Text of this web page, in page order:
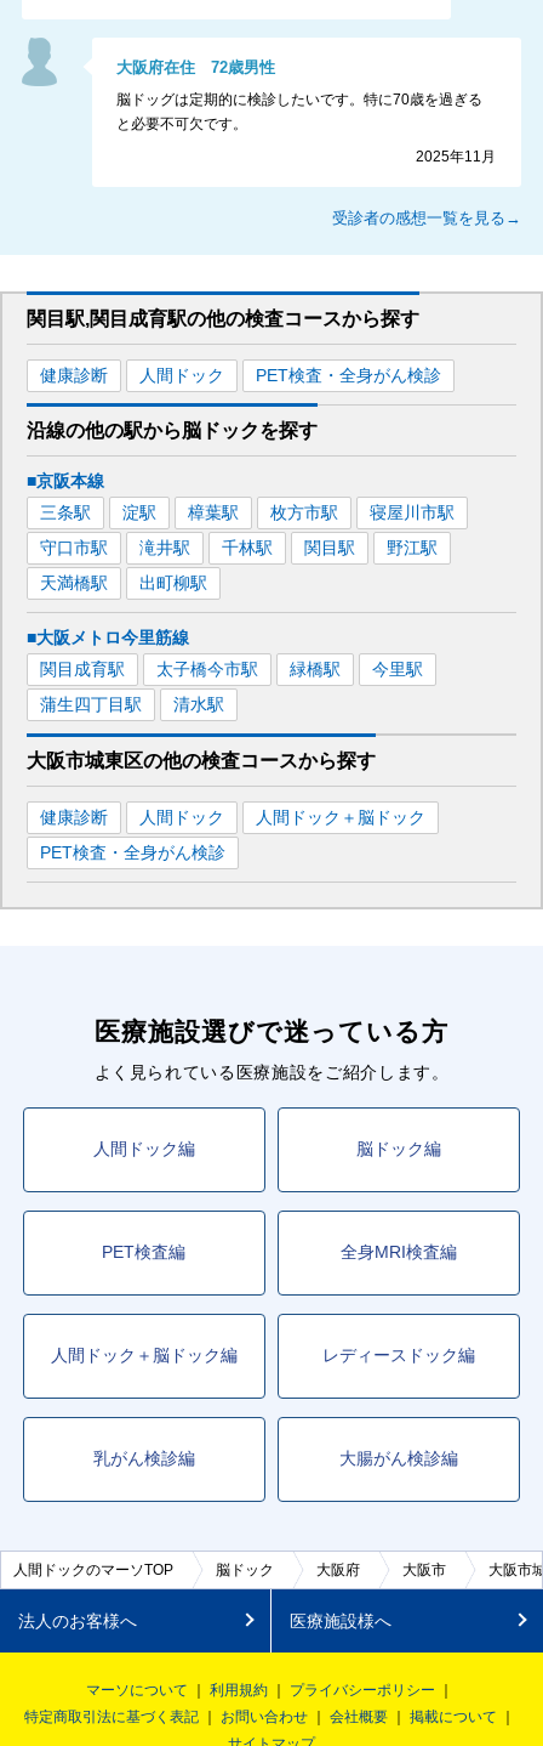
大阪府在住72歳男性
脳ドッグは定期的に検診したいです。特に70歳を過ぎる
と必要不可欠です。
2025年11月
受診者の感想一覧を見る→
関目駅,関目成育駅の他の検査コースから探す
健康診断 人間ドック PET検査・全身がん検診
沿線の他の駅から脳ドックを探す
■京阪本線
三条駅 淀駅 樟葉駅 枚方市駅 寝屋川市駅
守口市駅 滝井駅 千林駅 関目駅 野江駅
天満橋駅 出町柳駅
■大阪メトロ今里筋線
関目成育駅 太子橋今市駅 緑橋駅 今里駅
蒲生四丁目駅 清水駅
大阪市城東区の他の検査コースから探す
健康診断 人間ドック
人間ドック＋脳ドック
PET検査・全身がん検診
医療施設選びで迷っている方
よく見られている医療施設をご紹介します。
人間ドック編 脳ドック編
PET検査編 全身MRI検査編
人間ドック＋脳ドック編 レディースドック編
乳がん検診編 大腸がん検診編
人間ドックのマーソTOP 脳ドック 大阪府 大阪市 大阪市
法人のお客様へ 医療施設様へ
マーソについて 利用規約
プライバシーポリシー
特定商取引法に基づく表記
お問い合わせ 会社概要
掲載について